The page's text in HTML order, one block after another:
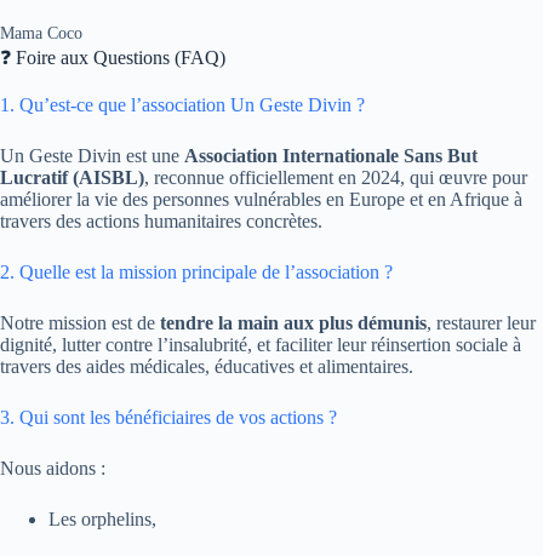
Mama Coco
❓ Foire aux Questions (FAQ)
1. Qu’est-ce que l’association Un Geste Divin ?
Un Geste Divin est une Association Internationale Sans But
Lucratif (AISBL), reconnue officiellement en 2024, qui œuvre pour
améliorer la vie des personnes vulnérables en Europe et en Afrique à
travers des actions humanitaires concrètes.
2. Quelle est la mission principale de l’association ?
Notre mission est de tendre la main aux plus démunis, restaurer leur
dignité, lutter contre l’insalubrité, et faciliter leur réinsertion sociale à
travers des aides médicales, éducatives et alimentaires.
3. Qui sont les bénéficiaires de vos actions ?
Nous aidons :
Les orphelins,